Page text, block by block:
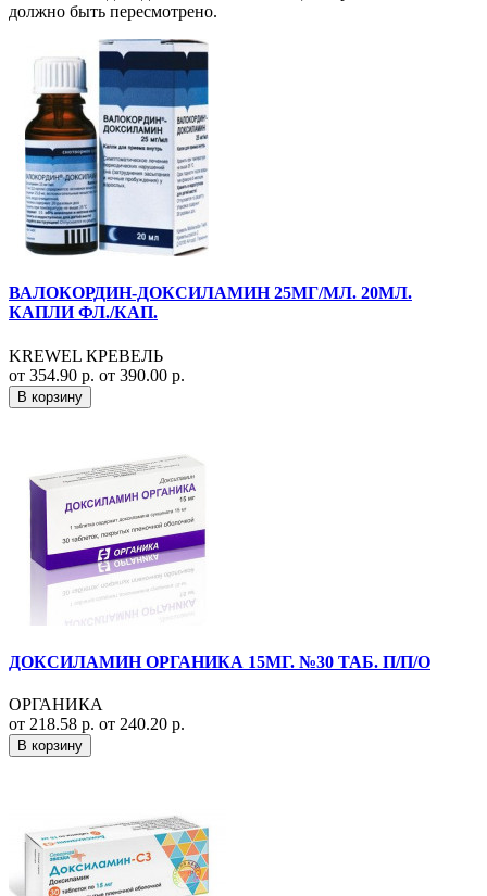
должно быть пересмотрено.
ВАЛОКОРДИН-ДОКСИЛАМИН 25МГ/МЛ. 20МЛ.
КАПЛИ ФЛ./КАП.
KREWEL КРЕВЕЛЬ
от 354.90 р. от 390.00 р.
В корзину
ДОКСИЛАМИН ОРГАНИКА 15МГ. №30 ТАБ. П/П/О
ОРГАНИКА
от 218.58 р. от 240.20 р.
В корзину